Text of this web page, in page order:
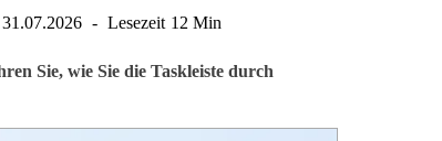
31.07.2026 Lesezeit 12 Min
Sie, wie Sie die Taskleiste durch